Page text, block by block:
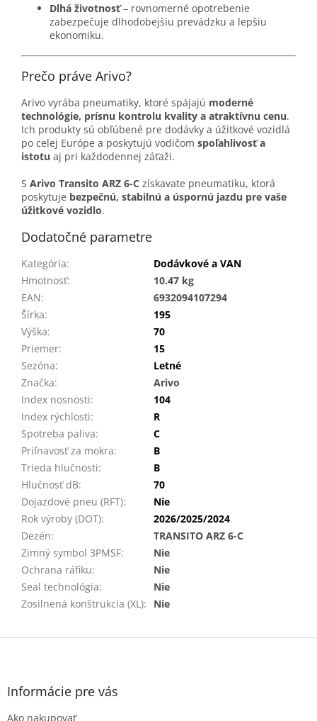
Dlhá životnosť– rovnomerné opotrebenie
zabezpečuje dlhodobejšiu prevádzku a lepšiu
ekonomiku.
Prečo práve Arivo?
Arivo vyrába pneumatiky, ktoré spájajú moderné
technológie, prísnu kontrolu kvality a atraktívnu cenu.
Ich produkty sú obľúbené pre dodávky a úžitkové vozidlá
po celej Európe a poskytujú vodičom spoľahlivosť a
istotu aj pri každodennej záťaži.
S Arivo Transito ARZ 6-C získavate pneumatiku, ktorá
poskytuje bezpečnú, stabilnú a úspornú jazdu pre vaše
úžitkové vozidlo.
Dodatočné parametre
Kategória:
Dodávkové a VAN
Hmotnosť:
10.47 kg
EAN:
6932094107294
Šírka:
195
Výška:
70
Priemer:
15
Sezóna:
Letné
Značka:
Arivo
Index nosnosti:
104
Index rýchlosti:
R
Spotreba paliva:
C
Priľnavosť za mokra:
B
Trieda hlučnosti:
B
Hlučnosť dB:
70
Dojazdové pneu (RFT):
Nie
Rok výroby (DOT):
2026/2025/2024
Dezén:
TRANSITO ARZ 6-C
Zimný symbol 3PMSF:
Nie
Ochrana ráfiku:
Nie
Seal technológia:
Nie
Zosilnená konštrukcia (XL): Nie
Z
Informácie pre vás
Ako nakupovať